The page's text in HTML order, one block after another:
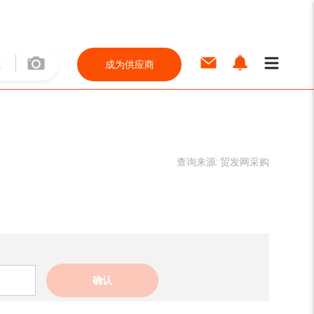
成为供应商
查询来源: 贸发网采购
确认